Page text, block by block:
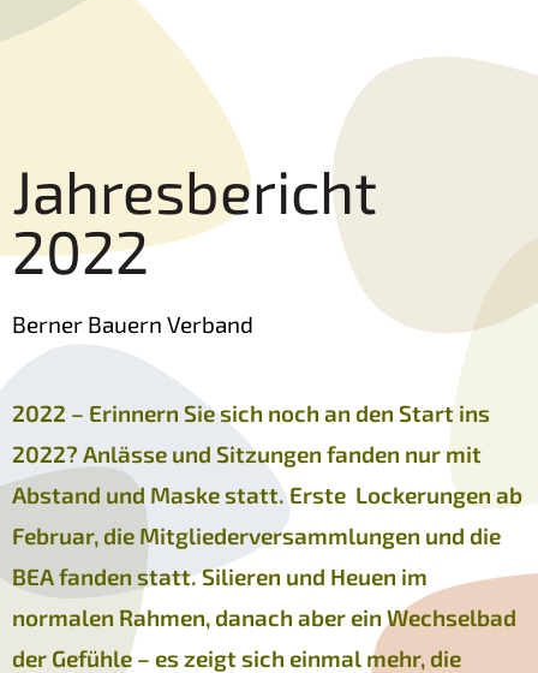
Jahresbericht
2022
Berner Bauern Verband
2022 – Erinnern Sie sich noch an den Start ins
2022? Anlässe und Sitzungen fanden nur mit
Abstand und Maske statt. Erste Lockerungen ab
Februar, die Mitgliederversammlungen und die
BEA fanden statt. Silieren und Heuen im
normalen Rahmen, danach aber ein Wechselbad
der Gefühle – es zeigt sich einmal mehr, die